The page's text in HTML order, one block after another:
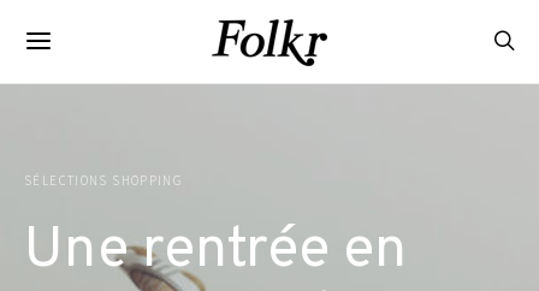
SÉLECTIONS SHOPPING
Une rentrée en